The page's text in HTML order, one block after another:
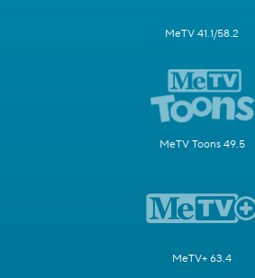
MeTV 41.1/58.2
MeTV Toons 49.5
MeTV+ 63.4